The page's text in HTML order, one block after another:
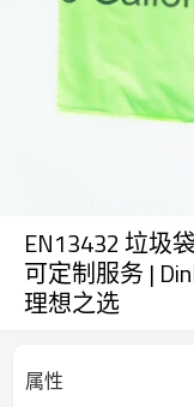
EN13432 垃圾
可定制服务 |
理想之选
属性